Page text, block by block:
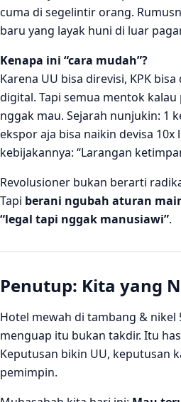
cuma di segelintir orang.
baru yang layak huni di luar
Kenapa ini “cara mudah”?
Karena UU bisa direvisi, KPK
digital. Tapi semua mentok
nggak mau. Sejarah nunjukin: 1
ekspor aja bisa naikin devisa 10x
kebijakannya: “Larangan
Revolusioner bukan berarti
Tapi berani ngubah aturan
“legal tapi nggak manusiawi”.
Penutup: Kita yang
Hotel mewah di tambang & nikel
menguap itu bukan takdir. Itu
Keputusan bikin UU, keputusan
pemimpin.